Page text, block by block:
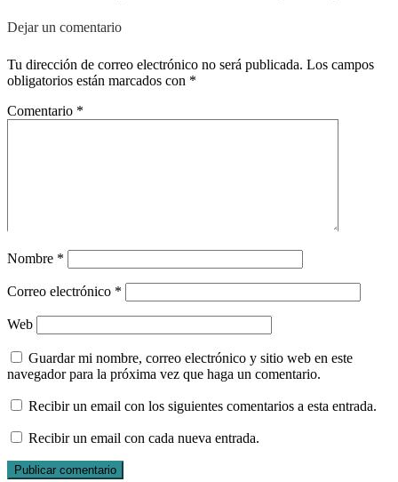
Dejar un comentario
Tu dirección de correo electrónico no será publicada. Los campos
obligatorios están marcados con *
Comentario *
Nombre *
Correo electrónico *
Web
Guardar mi nombre, correo electrónico y sitio web en este
navegador para la próxima vez que haga un comentario.
Recibir un email con los siguientes comentarios a esta entrada.
Recibir un email con cada nueva entrada.